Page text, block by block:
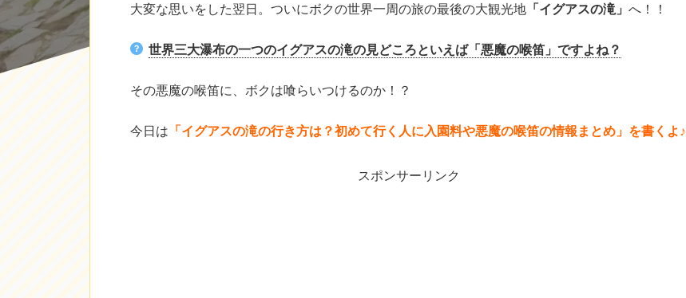
大変な思いをした翌日。ついにボクの世界一周の旅の最後の大観光地 「イグアスの滝」 へ！！
世界三大瀑布の一つのイグアスの滝の見どころといえば「悪魔の喉笛」ですよね？
その悪魔の喉笛に、ボクは喰らいつけるのか！？
今日は 「イグアスの滝の行き方は？初めて行く人に入園料や悪魔の喉笛の情報まとめ」を書くよ♪
スポンサーリンク